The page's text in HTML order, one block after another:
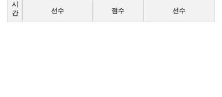
시
간
선수 점수 선수